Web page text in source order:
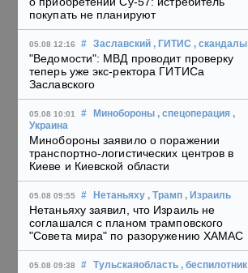
покупать не планируют
05.08 12:16 # Заславский , ГИТИС , скандалы
"Ведомости": МВД проводит проверку
теперь уже экс-ректора ГИТИСа
Заславского
05.08 10:01 # Минобороны , спецоперация ,
Украина
Минобороны заявило о поражении
транспортно-логистических центров в
Киеве и Киевской области
05.08 09:55 # Нетаньяху , Трамп , Израиль
Нетаньяху заявил, что Израиль не
соглашался с планом трамповского
"Совета мира" по разоружению ХАМАС
05.08 09:38 # Тульскаяобласть , беспилотник